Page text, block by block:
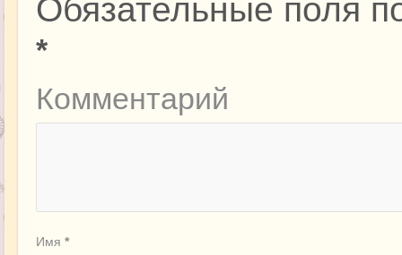
Обязательные поля
*
Комментарий
Имя *